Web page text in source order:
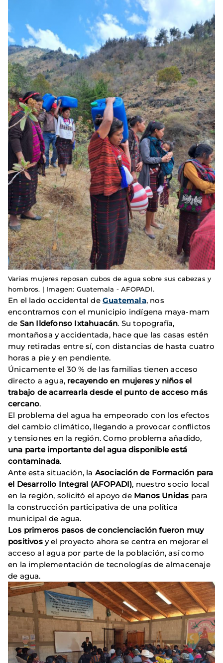
Varias mujeres reposan cubos de agua sobre sus cabezas y
hombros. | Imagen: Guatemala - AFOPADI.
En el lado occidental de Guatemala, nos
encontramos con el municipio indígena maya-mam
de San Ildefonso Ixtahuacán. Su topografía,
montañosa y accidentada, hace que las casas estén
muy retiradas entre sí, con distancias de hasta cuatro
horas a pie y en pendiente.
Únicamente el 30 % de las familias tienen acceso
directo a agua, recayendo en mujeres y niños el
trabajo de acarrearla desde el punto de acceso más
cercano.
El problema del agua ha empeorado con los efectos
del cambio climático, llegando a provocar conflictos
y tensiones en la región. Como problema añadido,
una parte importante del agua disponible está
contaminada.
Ante esta situación, la Asociación de Formación para
el Desarrollo Integral (AFOPADI), nuestro socio local
en la región, solicitó el apoyo de Manos Unidas para
la construcción participativa de una política
municipal de agua.
Los primeros pasos de concienciación fueron muy
positivosy el proyecto ahora se centra en mejorar el
acceso al agua por parte de la población, así como
en la implementación de tecnologías de almacenaje
de agua.